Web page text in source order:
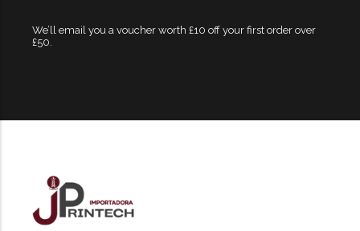
We’ll email you a voucher worth £10 off your first order over
£50.